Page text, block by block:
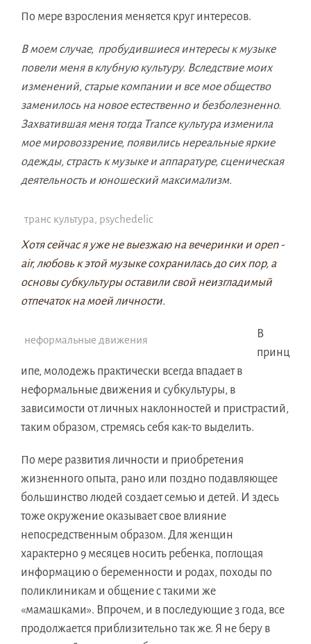
По мере взросления меняется круг интересов.
В моем случае, пробудившиеся интересы к музыке
повели меня в клубную культуру. Вследствие моих
изменений, старые компании и все мое общество
заменилось на новое естественно и безболезненно.
Захватившая меня тогда Trance культура изменила
мое мировоззрение, появились нереальные яркие
одежды, страсть к музыке и аппаратуре, сценическая
деятельность и юношеский максимализм.
транс культура, psychedelic
Хотя сейчас я уже не выезжаю на вечеринки и open -
air, любовь к этой музыке сохранилась до сих пор, а
основы субкультуры оставили свой неизгладимый
отпечаток на моей личности.
неформальные движения
В
принц
ипе, молодежь практически всегда впадает в
неформальные движения и субкультуры, в
зависимости от личных наклонностей и пристрастий,
таким образом, стремясь себя как-то выделить.
По мере развития личности и приобретения
жизненного опыта, рано или поздно подавляющее
большинство людей создает семью и детей. И здесь
тоже окружение оказывает свое влияние
непосредственным образом. Для женщин
характерно 9 месяцев носить ребенка, поглощая
информацию о беременности и родах, походы по
поликлиникам и общение с такими же
«мамашками». Впрочем, и в последующие 3 года, все
продолжается приблизительно так же. Я не беру в